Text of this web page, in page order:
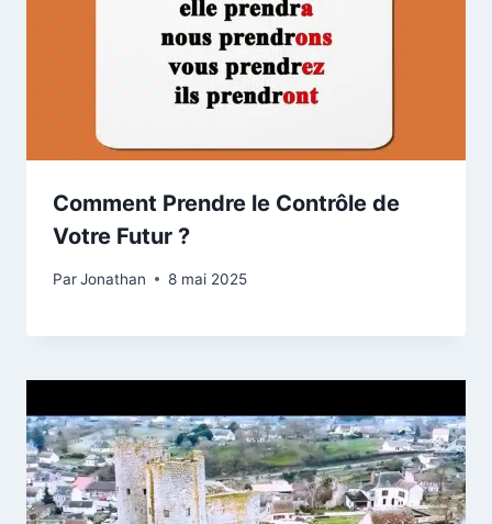
Comment Prendre le Contrôle de
Votre Futur ?
ParJonathan 8 mai 2025